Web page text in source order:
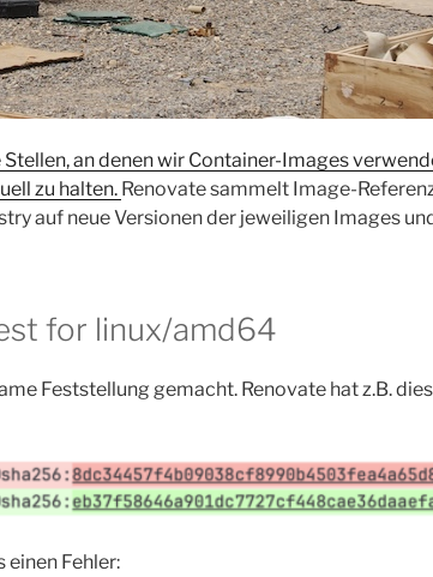
an denen wir Container-Images
zu halten. Renovate sammelt Image-
auf neue Versionen der jeweiligen Images
for linux/amd64
Feststellung gemacht. Renovate hat z.B.
einen Fehler: